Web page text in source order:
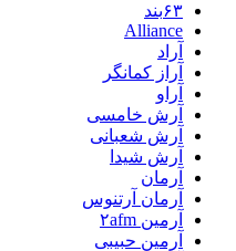
۶۳بند
Alliance
آراد
آراز کمانگر
آراو
آرش خامسی
آرش شعبانی
آرش شیدا
آرمان
آرمان آرتنوس
آرمین ۲afm
آرمین حبیبی